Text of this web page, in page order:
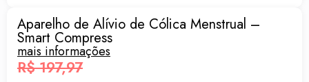
Aparelho de Alívio de Cólica Menstrual –
Smart Compress
mais informações
R$197,97